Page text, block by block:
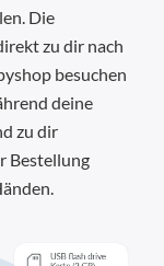
Die
zu dir nach
besuchen
deine
zu dir
Bestellung